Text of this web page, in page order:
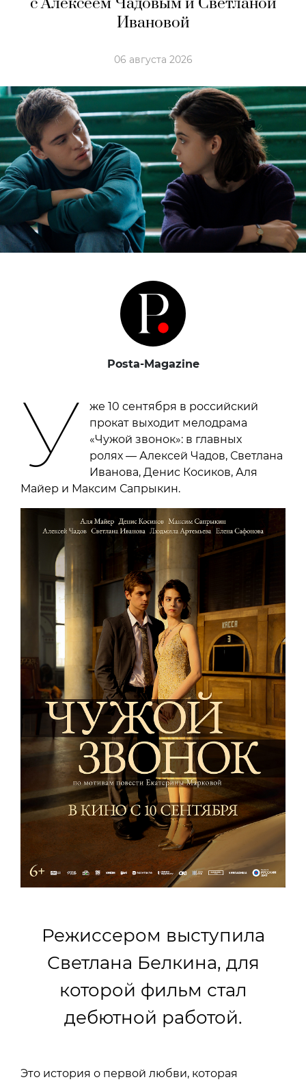
Ивановой
06 августа 2026
Posta-Magazine
У
же 10 сентября в российский
прокат выходит мелодрама
«Чужой звонок»: в главных
ролях — Алексей Чадов, Светлана
Иванова, Денис Косиков, Аля
Майер и Максим Сапрыкин.
Режиссером выступила
Светлана Белкина, для
которой фильм стал
дебютной работой.
Это история о первой любви, которая